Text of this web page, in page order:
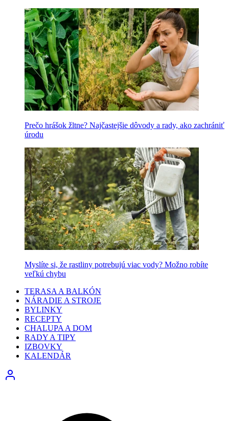
Prečo hrášok žltne? Najčastejšie dôvody a rady, ako zachrániť
úrodu
Myslíte si, že rastliny potrebujú viac vody? Možno robíte
veľkú chybu
TERASA A BALKÓN
NÁRADIE A STROJE
BYLINKY
RECEPTY
CHALUPA A DOM
RADY A TIPY
IZBOVKY
KALENDÁR